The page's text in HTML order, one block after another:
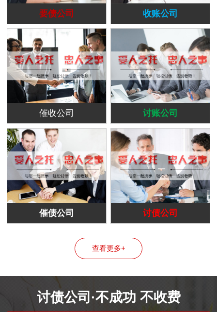
要债公司 收账公司
催收公司 讨账公司
催债公司 讨债公司
查看更多+
讨债公司·不成功 不收费